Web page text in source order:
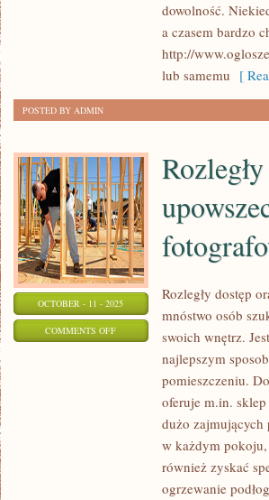
dowolność.
a czasem bardzo
http://
lub samemu [
POSTED BY ADMIN
OCTOBER - 11 - 2025
COMMENTS OFFON
UPOWSZECHNIENIE
TECHNOLOGII
FOTOGRAFOWANIA
WPROWADZIŁO
Rozległy dostęp
mnóstwo osób
swoich wnętrz.
najlepszym
pomieszczeniu.
oferuje m.in.
dużo zajmujących
w każdym
również zyskać
ogrzewanie